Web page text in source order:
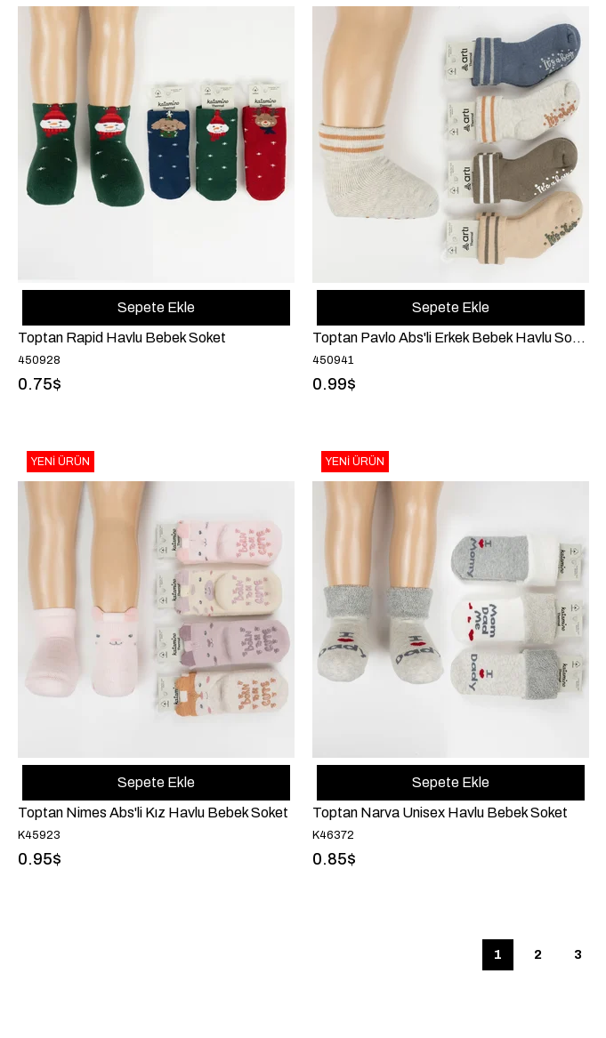
Toptan Rapid Havlu Bebek Soket
450928
0.75$
Sepete Ekle
Toptan Pavlo Abs'li Erkek Bebek Havlu Soket
450941
0.99$
Sepete Ekle
Toptan Nimes Abs'li Kız Havlu Bebek Soket
K45923
0.95$
Sepete Ekle
YENI ÜRÜN
Toptan Narva Unisex Havlu Bebek Soket
K46372
0.85$
Sepete Ekle
YENI ÜRÜN
1 2 3